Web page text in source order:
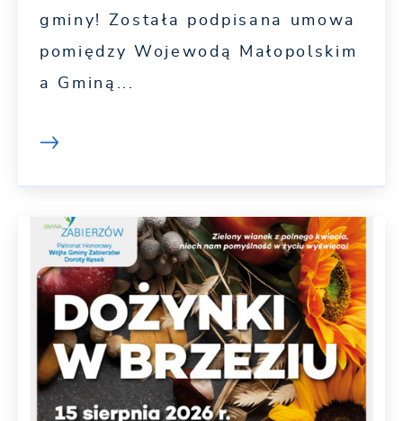
gminy! Została podpisana umowa
pomiędzy Wojewodą Małopolskim
a Gminą...